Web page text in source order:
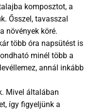
komposztot, a
Ősszel, tavasszal
növények köré.
több óra napsütést is
minél több a
annál inkább
Mivel általában
így figyeljünk a